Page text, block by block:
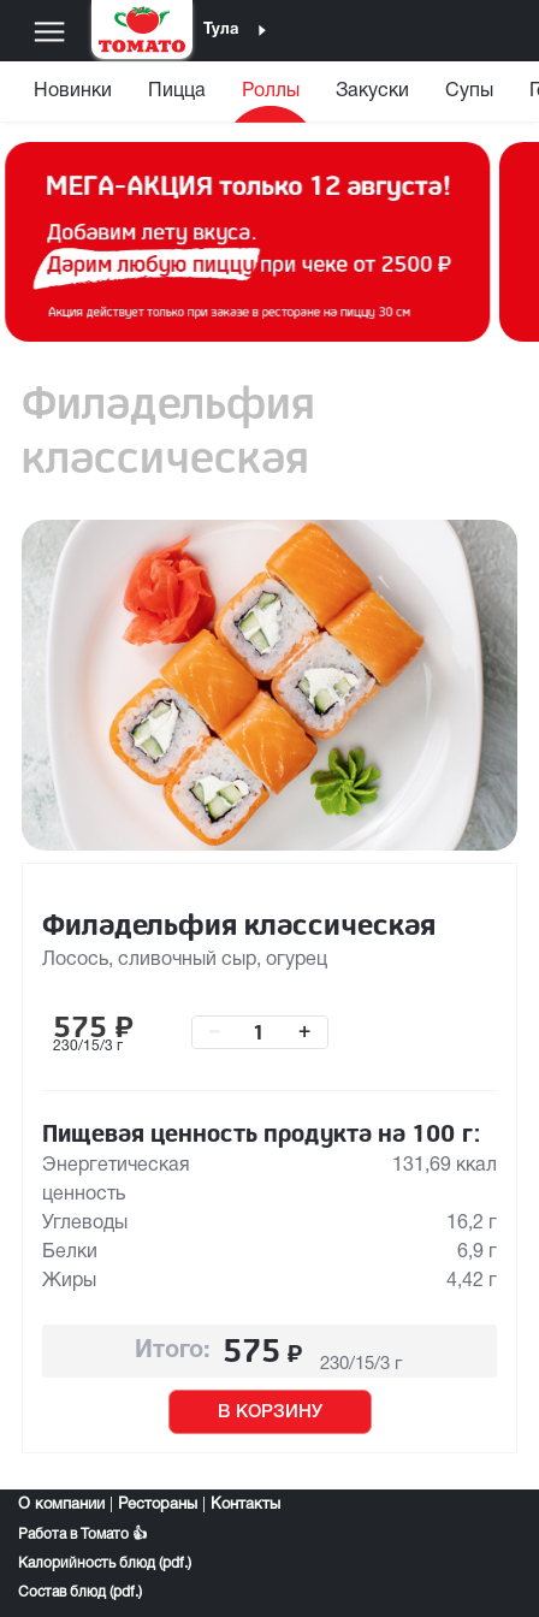
Тула
Новинки Пицца Роллы Закуски Супы
Филадельфия
классическая
Филадельфия классическая
Лосось, сливочный сыр, огурец
575 ₽
230/15/3 г
+
Пищевая ценность продукта на 100 г:
Энергетическая
ценность
131,69 ккал
Углеводы
16,2 г
Белки
6,9 г
Жиры
4,42 г
Итого: 575 ₽ 230/15/3 г
В КОРЗИНУ
О компании Рестораны Контакты
Работа в Томато 👍
Калорийность блюд (pdf.)
Состав блюд (pdf.)